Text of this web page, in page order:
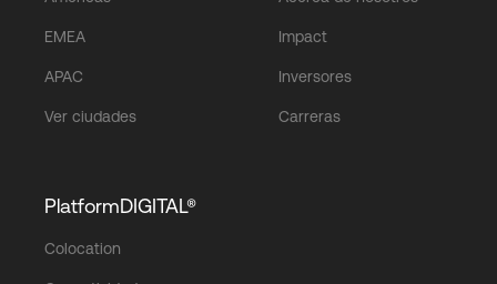
EMEA
APAC
Ver ciudades
Impact
Inversores
Carreras
PlatformDIGITAL®
Colocation